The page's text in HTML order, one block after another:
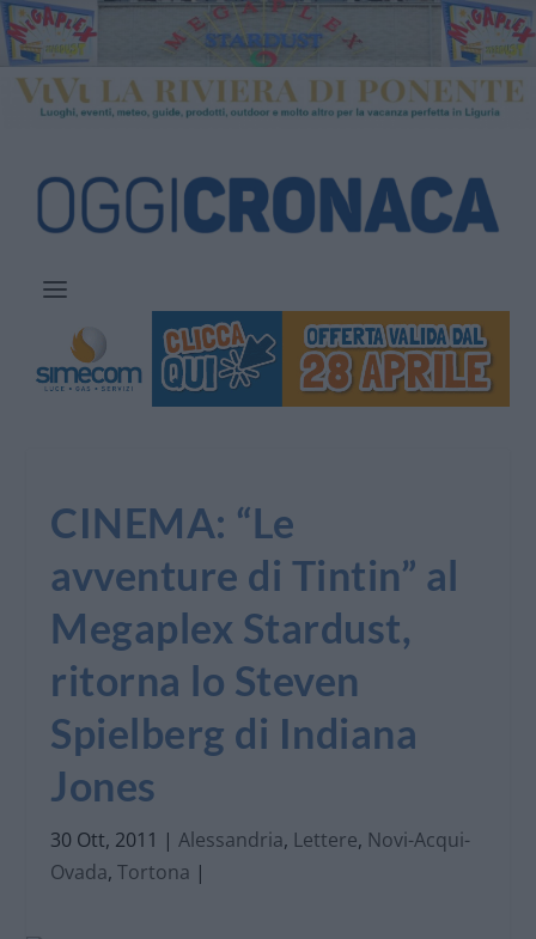
CINEMA: “Le
avventure di Tintin” al
Megaplex Stardust,
ritorna lo Steven
Spielberg di Indiana
Jones
30 Ott, 2011 |Alessandria, Lettere, Novi-Acqui-
Ovada,Tortona |